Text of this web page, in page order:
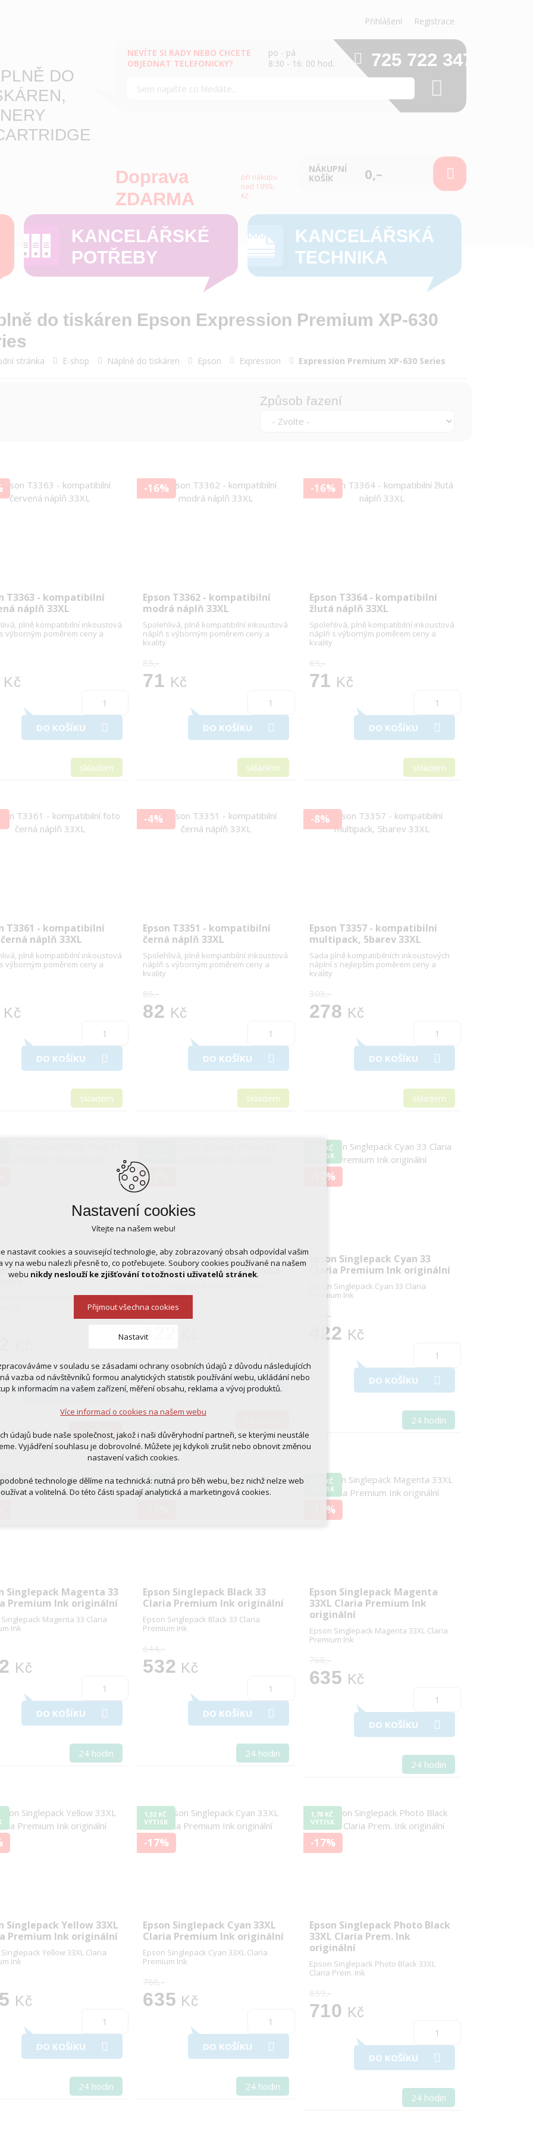
Přihlášení Registrace
DO
NEVÍTE SI RADY NEBO CHCETE
OBJEDNAT TELEFONICKY?
po - pá
8:30 - 16: 00 hod.
725 722 347
Doprava
ZDARMA
při nákupu
nad 1999,-
Kč
NÁKUPNÍ
KOŠÍK
0,–
KANCELÁŘSKÉ
POTŘEBY
KANCELÁŘSKÁ
TECHNIKA
do tiskáren Epson Expression Premium XP-630
stránka E-shop Náplně do tiskáren Epson Expression Expression Premium XP-630 Series
Způsob řazení
T3363 - kompatibilní
náplň 33XL
plně kompatibilní inkoustová
výborným poměrem ceny a
Kč
DO KOŠÍKU
skladem
-16%
Epson T3362 - kompatibilní
modrá náplň 33XL
Spolehlivá, plně kompatibilní inkoustová
náplň s výborným poměrem ceny a
kvality
85,-
71 Kč
DO KOŠÍKU
skladem
-16%
Epson T3364 - kompatibilní
žlutá náplň 33XL
Spolehlivá, plně kompatibilní inkoustová
náplň s výborným poměrem ceny a
kvality
85,-
71 Kč
DO KOŠÍKU
skladem
T3361 - kompatibilní
náplň 33XL
plně kompatibilní inkoustová
výborným poměrem ceny a
Kč
DO KOŠÍKU
skladem
-4%
Epson T3351 - kompatibilní
černá náplň 33XL
Spolehlivá, plně kompatibilní inkoustová
náplň s výborným poměrem ceny a
kvality
85,-
82 Kč
DO KOŠÍKU
skladem
-8%
Epson T3357 - kompatibilní
multipack, 5barev 33XL
Sada plně kompatibilních inkoustových
náplní s nejlepším poměrem ceny a
kvality
303,-
278 Kč
DO KOŠÍKU
skladem
Singlepack Photo Black
Premium Ink
Singlepack Photo Black 33 Claria
DO KOŠÍKU
na dotaz
-17%
Epson Singlepack Yellow 33
Claria Premium Ink originální
Premium Ink
422
DO KOŠÍKU
1,51 KČ
VÝTISK
-17%
Epson Singlepack Cyan 33
Claria Premium Ink originální
Epson Singlepack Cyan 33 Claria
Premium Ink
511,-
422 Kč
DO KOŠÍKU
24 hodin
Singlepack Magenta 33
Premium Ink originální
Magenta 33 Claria
Ink
Kč
DO KOŠÍKU
24 hodin
1,52 KČ
VÝTISK
Epson Singlepack Black 33
Claria Premium Ink originální
Epson Singlepack Black 33 Claria
Premium Ink
644,-
532 Kč
DO KOŠÍKU
24 hodin
0,98 KČ
VÝTISK
-17%
Epson Singlepack Magenta
33XL Claria Premium Ink
originální
Epson Singlepack Magenta 33XL Claria
Premium Ink
768,-
635 Kč
DO KOŠÍKU
24 hodin
Singlepack Yellow 33XL
Premium Ink originální
Yellow 33XL Claria
Ink
Kč
DO KOŠÍKU
24 hodin
1,32 KČ
VÝTISK
-17%
Epson Singlepack Cyan 33XL
Claria Premium Ink originální
Epson Singlepack Cyan 33XL Claria
Premium Ink
768,-
635 Kč
DO KOŠÍKU
24 hodin
1,78 KČ
VÝTISK
-17%
Epson Singlepack Photo Black
33XL Claria Prem. Ink
originální
Epson Singlepack Photo Black 33XL
Claria Prem. Ink
859,-
710 Kč
DO KOŠÍKU
24 hodin
Nastavení cookies
Vítejte na našem webu!
nastavit cookies a související technologie, aby zobrazovaný obsah odpovídal vašim
vy na webu nalezli přesně to, co potřebujete. Soubory cookies používané na našem
webu nikdy neslouží ke zjišťování totožnosti uživatelů stránek.
Přijmout všechna cookies
Nastavit
pro provozování webu
kontextu stránek (session): případná přihlášení, volby jazyka, apod.
pro anonymizované vyhodnocení návštěvnosti
cookies (Google, Ecomail, Sklik, Smartsupp, Heureka)
Více informací o cookies na našem webu
v souladu se zásadami ochrany osobních údajů z důvodu následujících
vazba od návštěvníků formou analytických statistik používání webu, ukládání nebo
k informacím na vašem zařízení, měření obsahu, reklama a vývoj produktů.
Více informací o cookies na našem webu
údajů bude naše společnost, jakož i naši důvěryhodní partneři, se kterými neustále
Vyjádření souhlasu je dobrovolné. Můžete jej kdykoli zrušit nebo obnovit změnou
nastavení vašich cookies.
technologie dělíme na technická: nutná pro běh webu, bez nichž nelze web
a volitelná. Do této části spadají analytická a marketingová cookies.